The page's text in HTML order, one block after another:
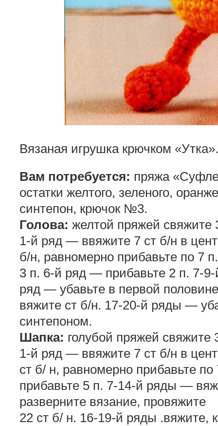
Вязаная игрушка крючком «Утка».
Вам потребуется: пряжа
остатки желтого, зеленого,
синтепон, крючок №3.
Голова: желтой пряжей свяжите
1-й ряд — ввяжите 7 ст б/н в
б/н, равномерно прибавьте по 7
3 п. 6-й ряд — прибавьте 2 п. 7-
ряд — убавьте в первой
вяжите ст б/н. 17-20-й ряды —
синтепоном.
Шапка: голубой пряжей свяжите
1-й ряд — ввяжите 7 ст б/н в
ст б/ н, равномерно прибавьте
прибавьте 5 п. 7-14-й ряды —
разверните вязание, провяжите
22 ст б/ н. 16-19-й ряды .вяжите,